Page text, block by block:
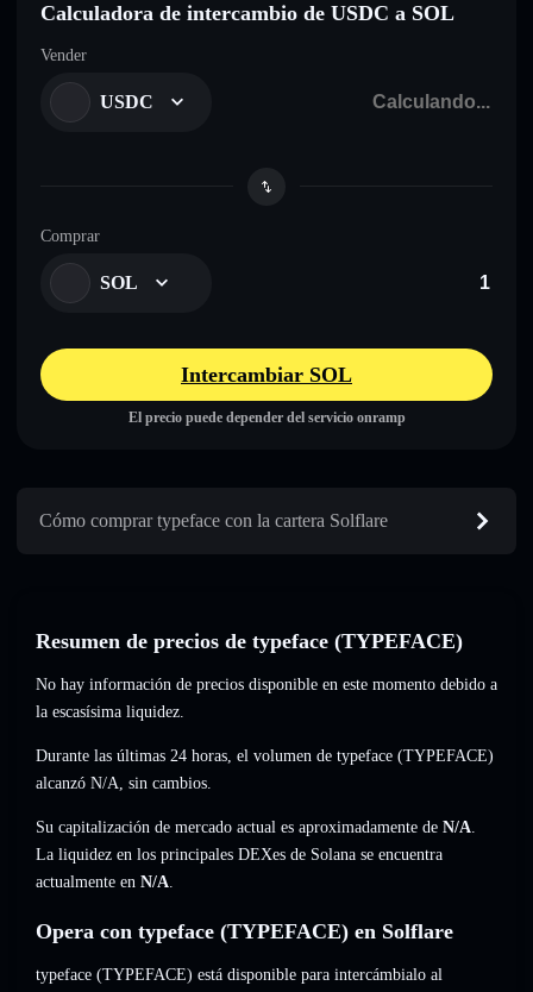
Calculadora de intercambio de USDC a SOL
Vender
USDC
Comprar
SOL
Intercambiar SOL
El precio puede depender del servicio onramp
Cómo comprar typeface con la cartera Solflare
Resumen de precios de typeface (TYPEFACE)
No hay información de precios disponible en este momento debido a
la escasísima liquidez.
Durante las últimas 24 horas, el volumen de typeface (TYPEFACE)
alcanzó N/A, sin cambios.
Su capitalización de mercado actual es aproximadamente de N/A.
La liquidez en los principales DEXes de Solana se encuentra
actualmente en N/A.
Opera con typeface (TYPEFACE) en Solflare
typeface (TYPEFACE) está disponible para intercámbialo al